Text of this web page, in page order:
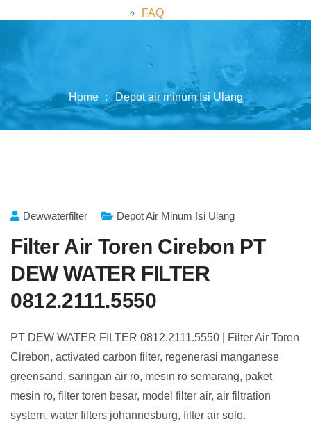
FAQ
Home Depot air minum Isi Ulang
Dewwaterfilter Depot Air Minum Isi Ulang
Filter Air Toren Cirebon PT
DEW WATER FILTER
0812.2111.5550
PT DEW WATER FILTER 0812.2111.5550 | Filter Air Toren
Cirebon, activated carbon filter, regenerasi manganese
greensand, saringan air ro, mesin ro semarang, paket
mesin ro, filter toren besar, model filter air, air filtration
system, water filters johannesburg, filter air solo.